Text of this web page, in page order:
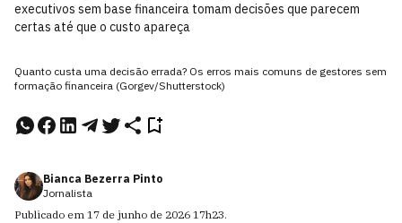
executivos sem base financeira tomam decisões que parecem
certas até que o custo apareça
Quanto custa uma decisão errada? Os erros mais comuns de gestores sem
formação financeira (Gorgev/Shutterstock)
Bianca Bezerra Pinto
Jornalista
Publicado em 17 de junho de 2026 17h23.